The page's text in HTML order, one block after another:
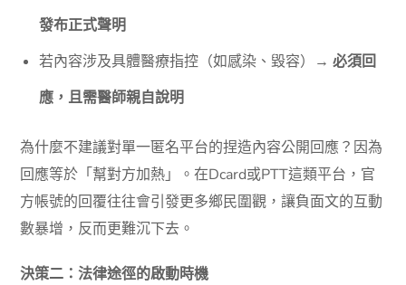
發布正式聲明
若內容涉及具體醫療指控（如感染、毀容）→必須回
應，且需醫師親自說明
為什麼不建議對單一匿名平台的捏造內容公開回應？因為
回應等於「幫對方加熱」。在Dcard或PTT這類平台，官
方帳號的回覆往往會引發更多鄉民圍觀，讓負面文的互動
數暴增，反而更難沉下去。
決策二：法律途徑的啟動時機